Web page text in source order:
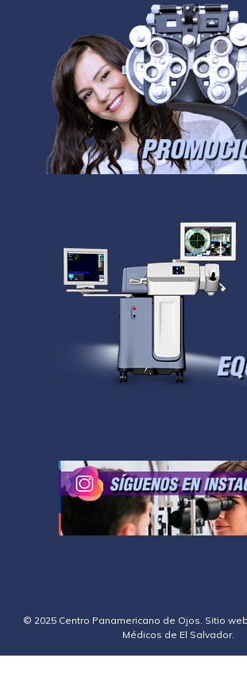
© 2025 Centro Panamericano de Ojos. Sitio
Médicos de El Salvador.